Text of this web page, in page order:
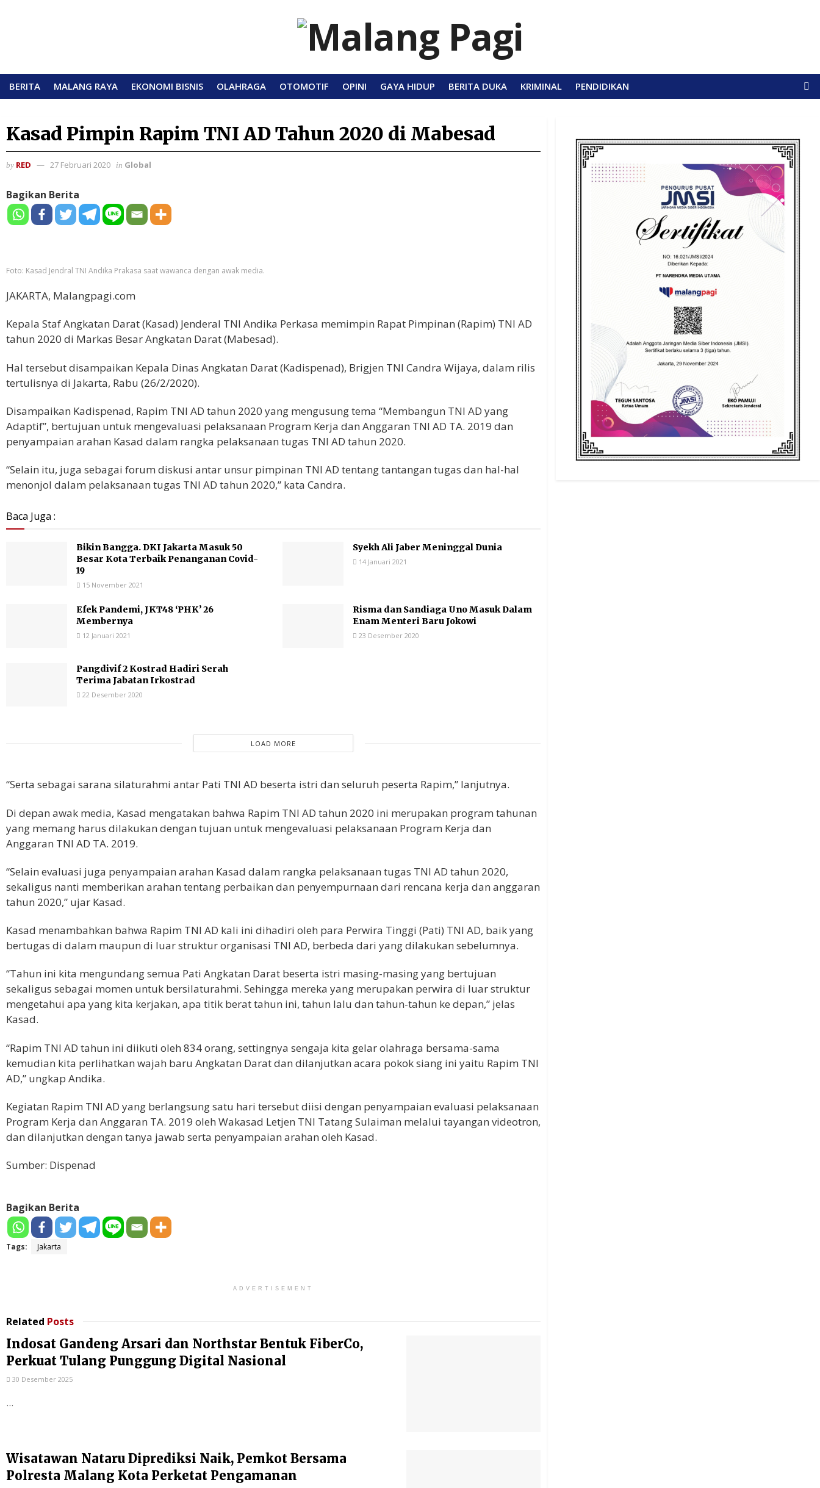
BERITA MALANG RAYA EKONOMI BISNIS OLAHRAGA OTOMOTIF OPINI GAYA HIDUP BERITA DUKA KRIMINAL PENDIDIKAN
Kasad Pimpin Rapim TNI AD Tahun 2020 di Mabesad
by RED 27 Februari 2020 in Global
Bagikan Berita
Foto: Kasad Jendral TNI Andika Prakasa saat wawanca dengan awak media.
JAKARTA, Malangpagi.com
Kepala Staf Angkatan Darat (Kasad) Jenderal TNI Andika Perkasa memimpin Rapat Pimpinan (Rapim) TNI AD
tahun 2020 di Markas Besar Angkatan Darat (Mabesad).
Hal tersebut disampaikan Kepala Dinas Angkatan Darat (Kadispenad), Brigjen TNI Candra Wijaya, dalam rilis
tertulisnya di Jakarta, Rabu (26/2/2020).
Disampaikan Kadispenad, Rapim TNI AD tahun 2020 yang mengusung tema “Membangun TNI AD yang
Adaptif”, bertujuan untuk mengevaluasi pelaksanaan Program Kerja dan Anggaran TNI AD TA. 2019 dan
penyampaian arahan Kasad dalam rangka pelaksanaan tugas TNI AD tahun 2020.
“Selain itu, juga sebagai forum diskusi antar unsur pimpinan TNI AD tentang tantangan tugas dan hal-hal
menonjol dalam pelaksanaan tugas TNI AD tahun 2020,” kata Candra.
Baca Juga :
Bikin Bangga. DKI Jakarta Masuk 50
Besar Kota Terbaik Penanganan Covid-
19
15 November 2021
Syekh Ali Jaber Meninggal Dunia
14 Januari 2021
Efek Pandemi, JKT48 ‘PHK’ 26
Membernya
12 Januari 2021
Risma dan Sandiaga Uno Masuk Dalam
Enam Menteri Baru Jokowi
23 Desember 2020
Pangdivif 2 Kostrad Hadiri Serah
Terima Jabatan Irkostrad
22 Desember 2020
LOAD MORE
“Serta sebagai sarana silaturahmi antar Pati TNI AD beserta istri dan seluruh peserta Rapim,” lanjutnya.
Di depan awak media, Kasad mengatakan bahwa Rapim TNI AD tahun 2020 ini merupakan program tahunan
yang memang harus dilakukan dengan tujuan untuk mengevaluasi pelaksanaan Program Kerja dan
Anggaran TNI AD TA. 2019.
“Selain evaluasi juga penyampaian arahan Kasad dalam rangka pelaksanaan tugas TNI AD tahun 2020,
sekaligus nanti memberikan arahan tentang perbaikan dan penyempurnaan dari rencana kerja dan anggaran
tahun 2020,” ujar Kasad.
Kasad menambahkan bahwa Rapim TNI AD kali ini dihadiri oleh para Perwira Tinggi (Pati) TNI AD, baik yang
bertugas di dalam maupun di luar struktur organisasi TNI AD, berbeda dari yang dilakukan sebelumnya.
“Tahun ini kita mengundang semua Pati Angkatan Darat beserta istri masing-masing yang bertujuan
sekaligus sebagai momen untuk bersilaturahmi. Sehingga mereka yang merupakan perwira di luar struktur
mengetahui apa yang kita kerjakan, apa titik berat tahun ini, tahun lalu dan tahun-tahun ke depan,” jelas
Kasad.
“Rapim TNI AD tahun ini diikuti oleh 834 orang, settingnya sengaja kita gelar olahraga bersama-sama
kemudian kita perlihatkan wajah baru Angkatan Darat dan dilanjutkan acara pokok siang ini yaitu Rapim TNI
AD,” ungkap Andika.
Kegiatan Rapim TNI AD yang berlangsung satu hari tersebut diisi dengan penyampaian evaluasi pelaksanaan
Program Kerja dan Anggaran TA. 2019 oleh Wakasad Letjen TNI Tatang Sulaiman melalui tayangan videotron,
dan dilanjutkan dengan tanya jawab serta penyampaian arahan oleh Kasad.
Sumber: Dispenad
Bagikan Berita
Tags: Jakarta
ADVERTISEMENT
Related Posts
Indosat Gandeng Arsari dan Northstar Bentuk FiberCo,
Perkuat Tulang Punggung Digital Nasional
30 Desember 2025
...
Wisatawan Nataru Diprediksi Naik, Pemkot Bersama
Polresta Malang Kota Perketat Pengamanan